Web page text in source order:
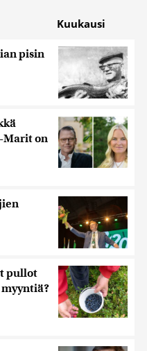
Kuukausi
pisin
Marit on
pullot